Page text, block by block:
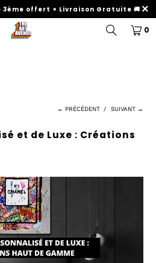
3ème offert + Livraison Gratuite 🚚
0
← PRÉCÉDENT / SUIVANT →
et de Luxe : Créations